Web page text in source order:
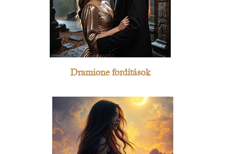
Dramione fordítások